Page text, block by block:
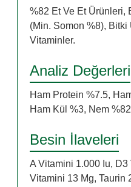
%82 Et Ve Et Ürünleri,
(Min. Somon %8),
Vitaminler.
Analiz Değerleri
Ham Protein %7.5,
Ham Kül %3, Nem %82
Besin İlaveleri
A Vitamini 1.000 Iu,
Vitamini 13 Mg, Taurin